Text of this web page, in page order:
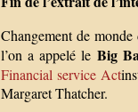
Changement de
l’on a appelé le Big
Financial service Act
Margaret Thatcher.